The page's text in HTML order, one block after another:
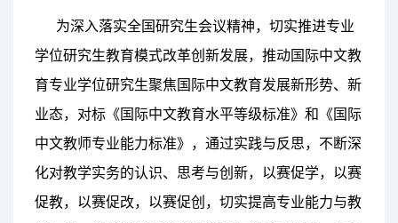
为深入落实全国研究生会议精神，切实推进专业
学位研究生教育模式改革创新发展，推动国际中文教
育专业学位研究生聚焦国际中文教育发展新形势、新
业态，对标《国际中文教育水平等级标准》和《国际
中文教师专业能力标准》，通过实践与反思，不断深
化对教学实务的认识、思考与创新， 以赛促学，以赛
促教， 以赛促改，以赛促创，切实提高专业能力与教